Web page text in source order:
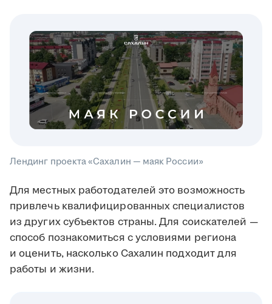
Лендинг проекта «Сахалин — маяк России»
Для местных работодателей это возможность
привлечь квалифицированных специалистов
из других субъектов страны. Для соискателей —
способ познакомиться с условиями региона
и оценить, насколько Сахалин подходит для
работы и жизни.